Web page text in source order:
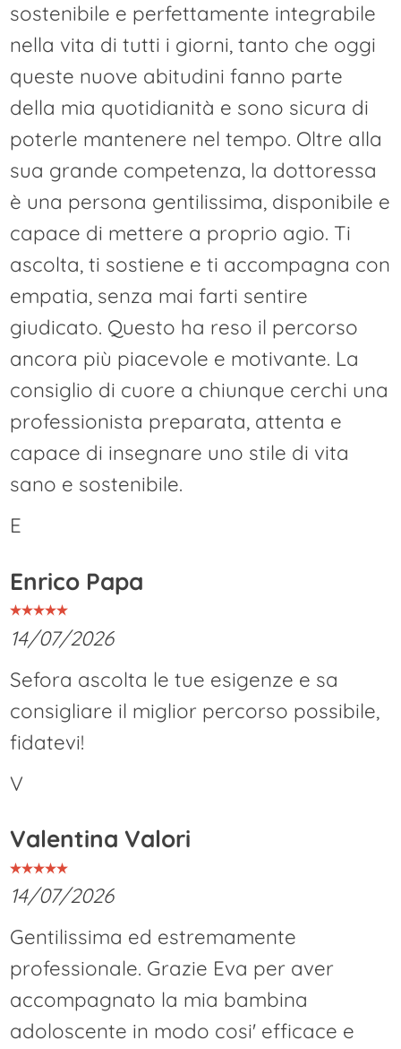
sostenibile e perfettamente integrabile
nella vita di tutti i giorni, tanto che oggi
queste nuove abitudini fanno parte
della mia quotidianità e sono sicura di
poterle mantenere nel tempo. Oltre alla
sua grande competenza, la dottoressa
è una persona gentilissima, disponibile e
capace di mettere a proprio agio. Ti
ascolta, ti sostiene e ti accompagna con
empatia, senza mai farti sentire
giudicato. Questo ha reso il percorso
ancora più piacevole e motivante. La
consiglio di cuore a chiunque cerchi una
professionista preparata, attenta e
capace di insegnare uno stile di vita
sano e sostenibile.
E
Enrico Papa
14/07/2026
Sefora ascolta le tue esigenze e sa
consigliare il miglior percorso possibile,
fidatevi!
V
Valentina Valori
14/07/2026
Gentilissima ed estremamente
professionale. Grazie Eva per aver
accompagnato la mia bambina
adoloscente in modo cosi' efficace e